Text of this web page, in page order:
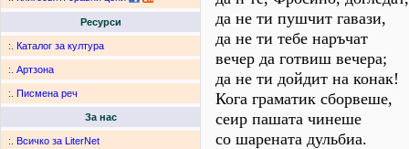
Ресурси
:. Каталог за култура
:. Артзона
:. Писмена реч
За нас
:. Всичко за LiterNet
да не ти пушчит гавази,
да не ти тебе наръчат
вечер да готвиш вечера;
да не ти дойдит на конак!
Кога граматик сборвеше,
сеир пашата чинеше
со шарената дульбиа.